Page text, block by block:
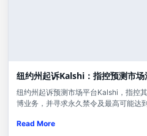
纽约州起诉Kalshi：指控预测市
纽约州起诉预测市场平台Kalshi，指控
博业务，并寻求永久禁令及最高可能达
Read More